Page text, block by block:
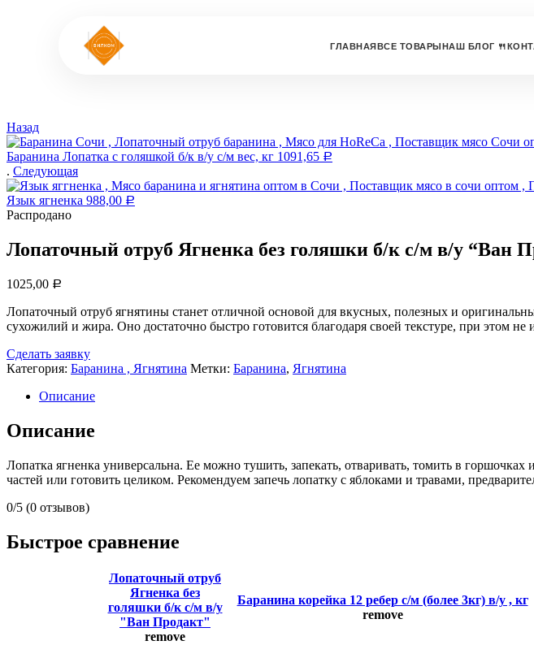
ГЛАВНАЯВСЕ ТОВАРЫНАШ БЛОГ 🍴
Назад
Баранина Лопатка с голяшкой б/к в/у с/м вес, кг 1091,65 Р
. Следующая
Язык ягненка 988,00 Р
Распродано
Лопаточный отруб Ягненка без голяшки б/к с/м в/у “Ван
1025,00 Р
Лопаточный отруб ягнятины станет отличной основой для вкусных, полезных и
сухожилий и жира. Оно достаточно быстро готовится благодаря своей текстуре, при этом
Сделать заявку
Категория: Баранина , Ягнятина Метки: Баранина, Ягнятина
Описание
Описание
Лопатка ягненка универсальна. Ее можно тушить, запекать, отваривать, томить в
частей или готовить целиком. Рекомендуем запечь лопатку с яблоками и травами,
0/5 (0 отзывов)
Быстрое сравнение
Лопаточный отруб
Ягненка без
голяшки б/к с/м в/у
"Ван Продакт"
remove
Баранина корейка 12 ребер с/м (более 3кг) в/у , кг
remove